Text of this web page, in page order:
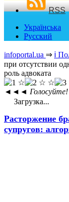
RSS
Українська
Русский
infoportal.ua ⇒ ℹ️
при отсутствии
роль адвоката
◄◄◄
Загрузка...
Расторжение
супругов: